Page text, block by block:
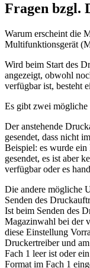
Fragen bzgl.
Warum erscheint die
Multifunktionsgerät
Wird beim Start des
angezeigt, obwohl
verfügbar ist, besteht
Es gibt zwei mögliche
Der anstehende
gesendet, dass nicht
Beispiel: es wurde
gesendet, es ist aber
verfügbar oder es
Die andere mögliche
Senden des
Ist beim Senden des
Magazinwahl bei der
diese Einstellung
Druckertreiber und
Fach 1 leer ist oder
Format im Fach 1